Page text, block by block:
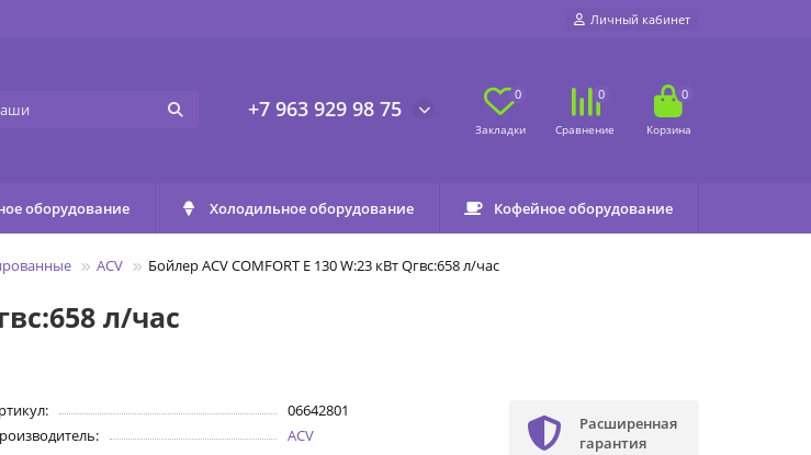
Личный кабинет
+7 963 929 98 75
0 0 0
оборудование Холодильное оборудование Кофейное оборудование
ACV Бойлер ACV COMFORT E 130 W:23 кВт Qгвс:658 л/час
л/час
06642801
ACV
Расширенная
гарантия